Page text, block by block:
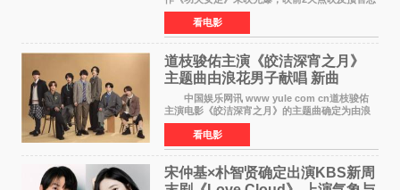
票房已突破4000万大关，成为暑期档最受期待的
电影之一。这部融合功夫元素与足球题材的喜剧
电影，将于7月
看电影
道枝骏佑主演《皎洁深宵之月》
主题曲由浪花男子献唱 新曲
《Moonlit》预告公开
中国娱乐网讯 www yule com cn道枝骏佑
主演电影《皎洁深宵之月》的主题曲确定为由浪
花男子演唱的新曲《Moonlit》。使用该乐曲的最
新预告片也已制作完成。 本片讲述的是市村
琥珀（道枝骏佑
看电影
宋仲基×朴智贤确定出演KBS新周